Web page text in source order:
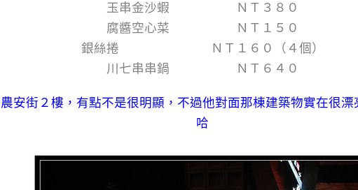
玉串金沙蝦 ＮＴ３８０
腐醬空心菜 ＮＴ１５０
銀絲捲 ＮＴ１６０（４個）
川七串串鍋 ＮＴ６４０
安街２樓，有點不是很明顯，不過他對面那棟建築物實在很
哈